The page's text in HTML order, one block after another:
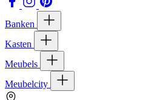
Banken
Kasten
Meubels
Meubelcity